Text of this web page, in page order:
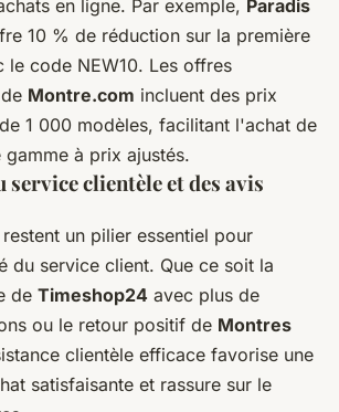
en ligne. Par exemple, Paradis
10 % de réduction sur la première
le code NEW10. Les offres
Montre.com incluent des prix
1 000 modèles, facilitant l'achat de
gamme à prix ajustés.
clientèle et des avis
restent un pilier essentiel pour
du service client. Que ce soit la
de Timeshop24 avec plus de
ou le retour positif de Montres
clientèle efficace favorise une
satisfaisante et rassure sur le